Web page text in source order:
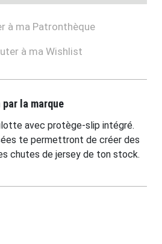
à ma Patronthèque
à ma Wishlist
la marque
avec protège-slip intégré.
te permettront de créer des
chutes de jersey de ton stock.